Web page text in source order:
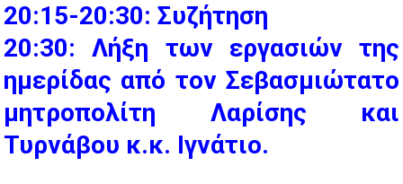
20:15-20:30: Συζήτηση
20:30: Λήξη των εργασιών της
ημερίδας από τον Σεβασμιώτατο
μητροπολίτη Λαρίσης και
Τυρνάβου κ.κ. Ιγνάτιο.